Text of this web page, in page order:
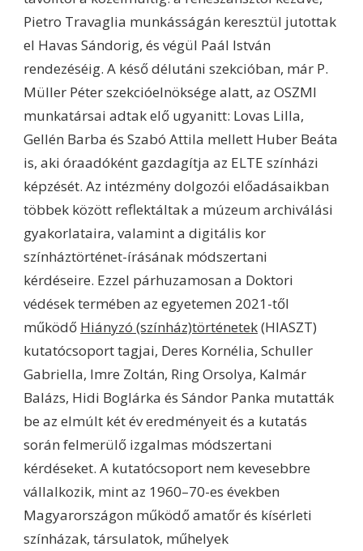
Pietro Travaglia munkásságán keresztül jutottak
el Havas Sándorig, és végül Paál István
rendezéséig. A késő délutáni szekcióban, már P.
Müller Péter szekcióelnöksége alatt, az OSZMI
munkatársai adtak elő ugyanitt: Lovas Lilla,
Gellén Barba és Szabó Attila mellett Huber Beáta
is, aki óraadóként gazdagítja az ELTE színházi
képzését. Az intézmény dolgozói előadásaikban
többek között reflektáltak a múzeum archiválási
gyakorlataira, valamint a digitális kor
színháztörténet-írásának módszertani
kérdéseire. Ezzel párhuzamosan a Doktori
védések termében az egyetemen 2021-től
működő Hiányzó (színház)történetek(HIASZT)
kutatócsoport tagjai, Deres Kornélia, Schuller
Gabriella, Imre Zoltán, Ring Orsolya, Kalmár
Balázs, Hidi Boglárka és Sándor Panka mutatták
be az elmúlt két év eredményeit és a kutatás
során felmerülő izgalmas módszertani
kérdéseket. A kutatócsoport nem kevesebbre
vállalkozik, mint az 1960–70-es években
Magyarországon működő amatőr és kísérleti
színházak, társulatok, műhelyek